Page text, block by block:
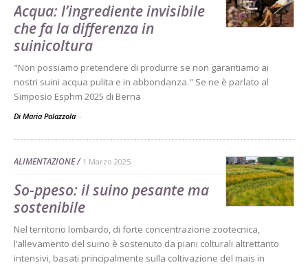
Acqua: l’ingrediente invisibile
che fa la differenza in
suinicoltura
"Non possiamo pretendere di produrre se non garantiamo ai
nostri suini acqua pulita e in abbondanza." Se ne è parlato al
Simposio Esphm 2025 di Berna
Di Maria Palazzola -
ALIMENTAZIONE 1 Marzo 2025
So-ppeso: il suino pesante ma
sostenibile
Nel territorio lombardo, di forte concentrazione zootecnica,
l’allevamento del suino è sostenuto da piani colturali altrettanto
intensivi, basati principalmente sulla coltivazione del mais in